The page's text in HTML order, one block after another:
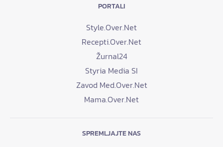
PORTALI
Style.Over.Net
Recepti.Over.Net
Žurnal24
Styria Media SI
Zavod Med.Over.Net
Mama.Over.Net
SPREMLJAJTE NAS